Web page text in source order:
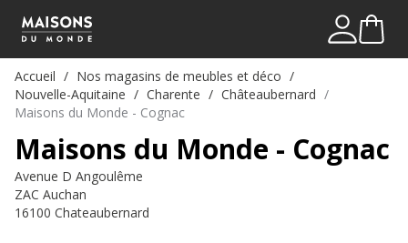
Mon
Me
Accueil
Nos magasins de meubles et déco
Nouvelle-Aquitaine
Charente
Châteaubernard
Maisons du Monde - Cognac
Maisons du Monde - Cognac
Avenue D Angoulême
ZAC Auchan
16100 Chateaubernard